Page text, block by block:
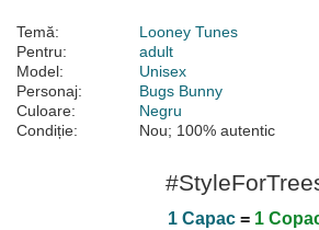
Temă:
Looney Tunes
Pentru:
adult
Model:
Unisex
Personaj:
Bugs Bunny
Culoare:
Negru
Condiție:
Nou; 100% autentic
1 Capac = 1